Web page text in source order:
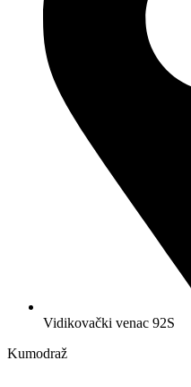
Vidikovački venac 92S
Kumodraž